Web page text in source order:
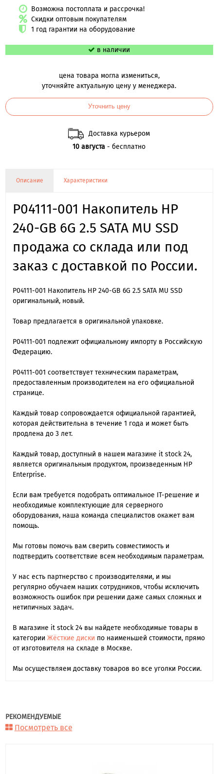
Возможна постоплата и рассрочка!
Скидки оптовым покупателям
1 год гарантии на оборудование
в наличии
цена товара могла измениться,
уточняйте актуальную цену у менеджера.
Уточнить цену
Доставка курьером
10 августа - бесплатно
Описание Характеристики
P04111-001 Накопитель HP
240-GB 6G 2.5 SATA MU SSD
продажа со склада или под
заказ с доставкой по России.
P04111-001 Накопитель HP 240-GB 6G 2.5 SATA MU SSD
оригинальный, новый.
Товар предлагается в оригинальной упаковке.
P04111-001 подлежит официальному импорту в Российскую
Федерацию.
P04111-001 cоответствует техническим параметрам,
предоставленным производителем на его официальной
странице.
Каждый товар сопровождается официальной гарантией,
которая действительна в течение 1 года и может быть
продлена до 3 лет.
Каждый товар, доступный в нашем магазине it stock 24,
является оригинальным продуктом, произведенным HP
Enterprise.
Если вам требуется подобрать оптимальное IT-решение и
необходимые комплектующие для серверного
оборудования, наша команда специалиcтов окажет вам
помощь.
Мы готовы помочь вам сверить совместимость и
подтвердить соответствие всем необходимым параметрам.
У нас есть партнерство с производителями, и мы
регулярно обучаем наших сотрудников, чтобы исключить
возможность ошибок при решении даже самых сложных и
нетипичных задач.
В магазине it stock 24 вы найдете необходимые товары в
категории Жёсткие диски по наименьшей стоимости, прямо
от изготовителя на складе в Москве.
Мы осуществляем доставку товаров во все уголки России.
РЕКОМЕНДУЕМЫЕ
Посмотреть все